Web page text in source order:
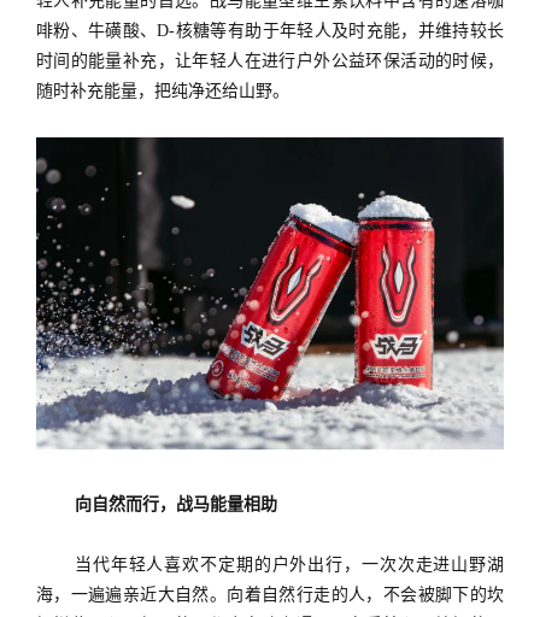
啡粉、牛磺酸、D-核糖等有助于年轻人及时充能，并维持较长
时间的能量补充，让年轻人在进行户外公益环保活动的时候，
随时补充能量，把纯净还给山野。
向自然而行，战马能量相助
当代年轻人喜欢不定期的户外出行，一次次走进山野湖
海，一遍遍亲近大自然。向着自然行走的人，不会被脚下的坎